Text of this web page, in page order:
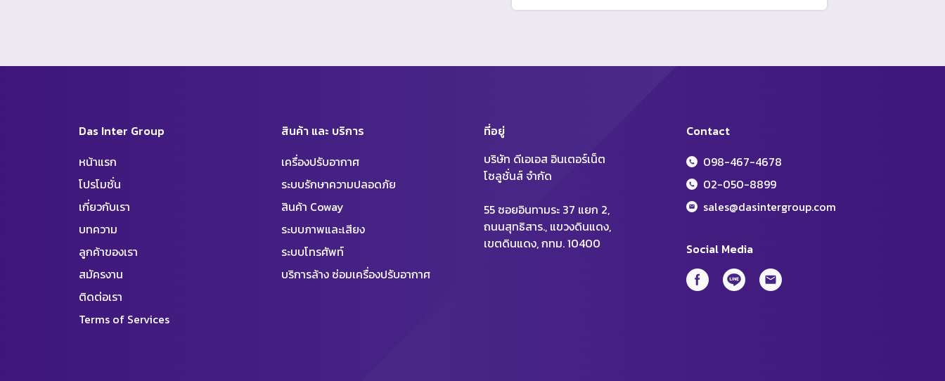
Das Inter Group
หน้าแรก
โปรโมชั่น
เกี่ยวกับเรา
บทความ
ลูกค้าของเรา
สมัครงาน
ติดต่อเรา
Terms of Services
สินค้า และ บริการ
เครื่องปรับอากาศ
ระบบรักษาความปลอดภัย
สินค้า Coway
ระบบภาพและเสียง
ระบบโทรศัพท์
บริการล้าง ซ่อมเครื่องปรับอากาศ
Social Media
Contact
098-467-4678
02-050-8899
sales@dasintergroup.com
ที่อยู่
บริษัท ดีเอเอส อินเตอร์เน็ต
โซลูชั่นส์ จำกัด
55 ซอยอินทามระ 37 แยก 2,
ถนนสุทธิสาร., แขวงดินแดง,
เขตดินแดง, กทม. 10400